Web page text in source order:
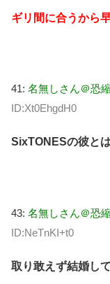
ギリ間に合うから
41: 名無しさん＠恐
ID:Xt0EhgdH0
SixTONESの彼と
43: 名無しさん＠恐
ID:NeTnKI+t0
取り敢えず結婚し